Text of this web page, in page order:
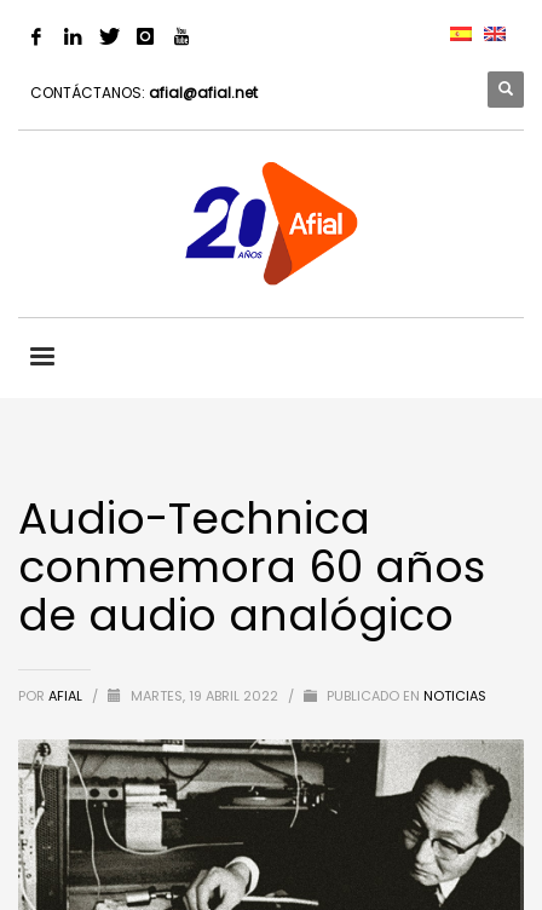
CONTÁCTANOS: afial@afial.net
Audio-Technica
conmemora 60 años
de audio analógico
POR AFIAL / MARTES, 19 ABRIL 2022 / PUBLICADO EN NOTICIAS